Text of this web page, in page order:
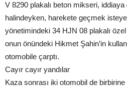
V 8290 plakalı beton mikseri,
halindeyken, harekete geçmek
yönetimindeki 34 HJN 08 plakalı
onun önündeki Hikmet Şahin’in
otomobile çarptı.
Cayır cayır yandılar
Kaza sonrası iki otomobil de